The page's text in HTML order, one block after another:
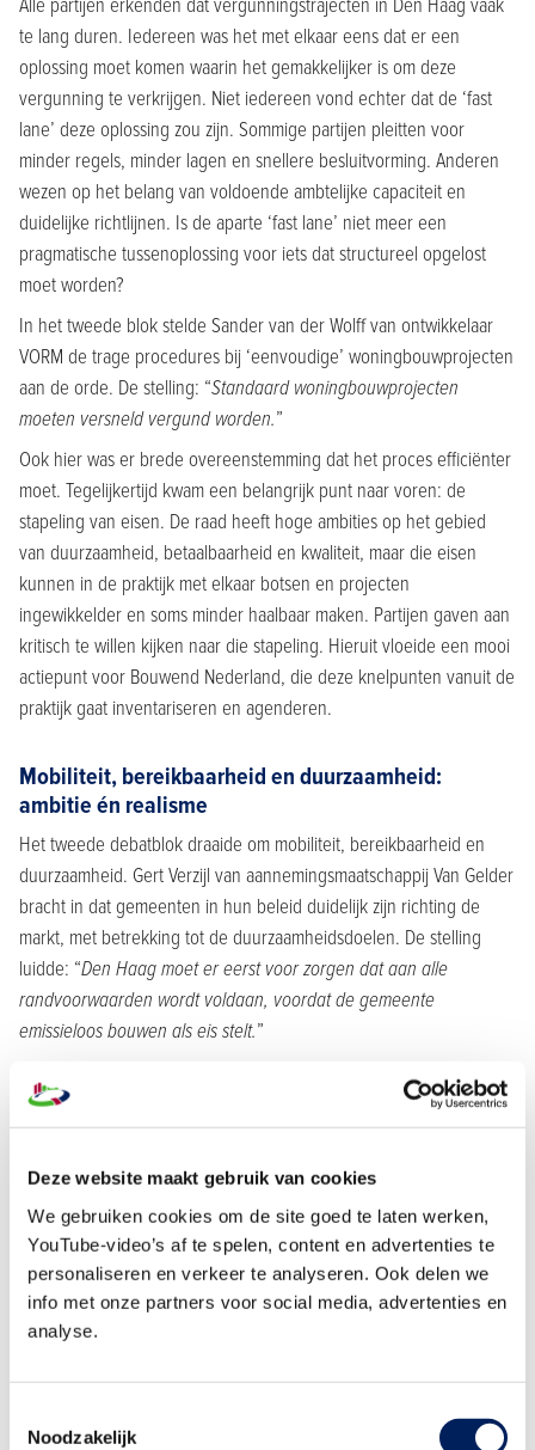
Deze website maakt gebruik van cookies
We gebruiken cookies om de site goed te laten werken,
YouTube-video’s af te spelen, content en advertenties te
personaliseren en verkeer te analyseren. Ook delen we
info met onze partners voor social media, advertenties en
analyse.
Noodzakelijk
Alle partijen erkenden dat vergunningstrajecten in Den Haag vaak
te lang duren. Iedereen was het met elkaar eens dat er een
oplossing moet komen waarin het gemakkelijker is om deze
vergunning te verkrijgen. Niet iedereen vond echter dat de ‘fast
lane’ deze oplossing zou zijn. Sommige partijen pleitten voor
minder regels, minder lagen en snellere besluitvorming. Anderen
wezen op het belang van voldoende ambtelijke capaciteit en
duidelijke richtlijnen. Is de aparte ‘fast lane’ niet meer een
pragmatische tussenoplossing voor iets dat structureel opgelost
moet worden?
In het tweede blok stelde Sander van der Wolff van ontwikkelaar
VORM de trage procedures bij ‘eenvoudige’ woningbouwprojecten
aan de orde. De stelling: “Standaard woningbouwprojecten
moeten versneld vergund worden.”
Ook hier was er brede overeenstemming dat het proces efficiënter
moet. Tegelijkertijd kwam een belangrijk punt naar voren: de
stapeling van eisen. De raad heeft hoge ambities op het gebied
van duurzaamheid, betaalbaarheid en kwaliteit, maar die eisen
kunnen in de praktijk met elkaar botsen en projecten
ingewikkelder en soms minder haalbaar maken. Partijen gaven aan
kritisch te willen kijken naar die stapeling. Hieruit vloeide een mooi
actiepunt voor Bouwend Nederland, die deze knelpunten vanuit de
praktijk gaat inventariseren en agenderen.
Mobiliteit, bereikbaarheid en duurzaamheid:
ambitie én realisme
Het tweede debatblok draaide om mobiliteit, bereikbaarheid en
duurzaamheid. Gert Verzijl van aannemingsmaatschappij Van Gelder
bracht in dat gemeenten in hun beleid duidelijk zijn richting de
markt, met betrekking tot de duurzaamheidsdoelen. De stelling
luidde: “Den Haag moet er eerst voor zorgen dat aan alle
randvoorwaarden wordt voldaan, voordat de gemeente
emissieloos bouwen als eis stelt.”
duidelijkheid in beleid. Ondernemers moeten kunnen investeren
op basis van langjarige zekerheid. Het verschil zat vooral in de
benadering: zet je ambitieus in op een stip op de horizon om
innovatie aan te jagen, of pas je het tempo en de eisen aan als
randvoorwaarden nog ontbreken?
Tot slot werd gesproken over aanbestedingen. De stelling: “ Om
bereikbaar te blijven moet Den Haag het mkb de kans bieden om
zich te onderscheiden op elementen als duurzaamheid en
van de laagste prijs en het zwaarder laten meewegen van